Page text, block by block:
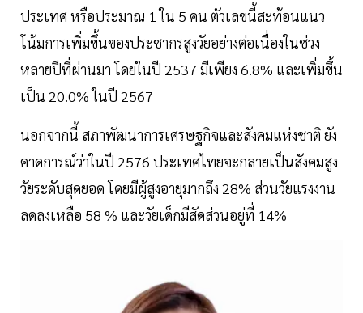
ประเทศ หรือประมาณ 1 ใน 5 คน ตัวเลขนี้สะท้อนแนว
โน้มการเพิ่มขึ้นของประชากรสูงวัยอย่างต่อเนื่องในช่วง
หลายปีที่ผ่านมา โดยในปี 2537 มีเพียง 6.8% และเพิ่มขึ้น
เป็น 20.0% ในปี 2567
นอกจากนี้ สภาพัฒนาการเศรษฐกิจและสังคมแห่งชาติ ยัง
คาดการณ์ว่าในปี 2576 ประเทศไทยจะกลายเป็นสังคมสูง
วัยระดับสุดยอด โดยมีผู้สูงอายุมากถึง 28% ส่วนวัยแรงงาน
ลดลงเหลือ 58 % และวัยเด็กมีสัดส่วนอยู่ที่ 14%